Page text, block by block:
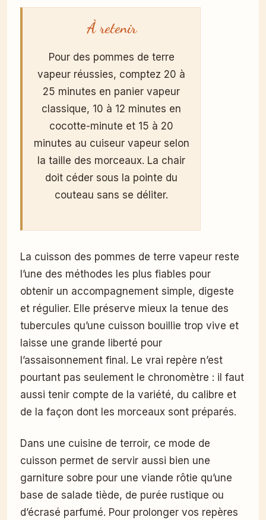
À retenir
Pour des pommes de terre
vapeur réussies, comptez 20 à
25 minutes en panier vapeur
classique, 10 à 12 minutes en
cocotte-minute et 15 à 20
minutes au cuiseur vapeur selon
la taille des morceaux. La chair
doit céder sous la pointe du
couteau sans se déliter.
La cuisson des pommes de terre vapeur reste
l’une des méthodes les plus fiables pour
obtenir un accompagnement simple, digeste
et régulier. Elle préserve mieux la tenue des
tubercules qu’une cuisson bouillie trop vive et
laisse une grande liberté pour
l’assaisonnement final. Le vrai repère n’est
pourtant pas seulement le chronomètre : il faut
aussi tenir compte de la variété, du calibre et
de la façon dont les morceaux sont préparés.
Dans une cuisine de terroir, ce mode de
cuisson permet de servir aussi bien une
garniture sobre pour une viande rôtie qu’une
base de salade tiède, de purée rustique ou
d’écrasé parfumé. Pour prolonger vos repères